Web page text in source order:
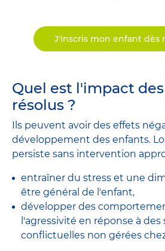
J'inscris mon enfant dès
Quel est l'impact
résolus ?
Ils peuvent avoir des effets
développement des enfants.
persiste sans intervention
entraîner du stress et une
être général de l'enfant,
développer des
l'agressivité en réponse à
conflictuelles non gérées